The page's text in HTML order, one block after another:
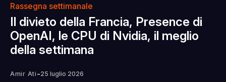
Rassegna settimanale
Il divieto della Francia, Presence di
OpenAI, le CPU di Nvidia, il meglio
della settimana
Amir Ati -25 luglio 2026